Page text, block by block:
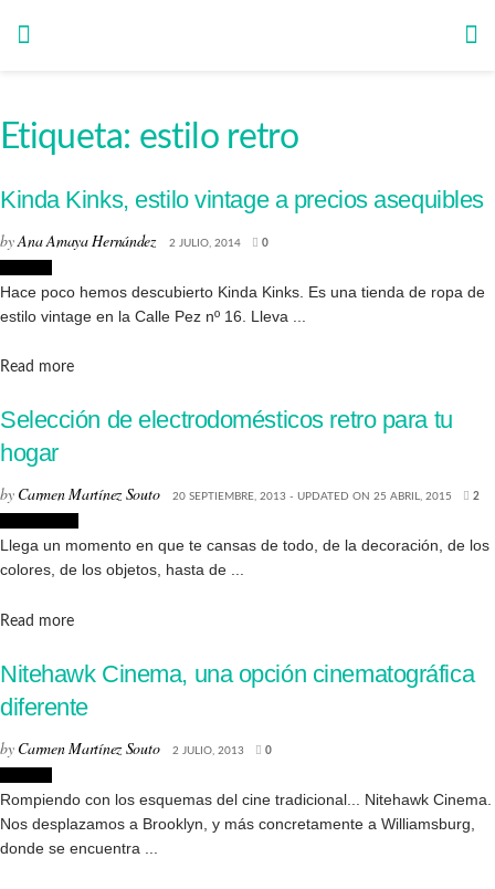
Etiqueta: estilo retro
Kinda Kinks, estilo vintage a precios asequibles
byAna Amaya Hernández 2 JULIO, 2014 0
Hace poco hemos descubierto Kinda Kinks. Es una tienda de ropa de
estilo vintage en la Calle Pez nº 16. Lleva ...
Read moreDetails
Selección de electrodomésticos retro para tu
hogar
by Carmen Martínez Souto 20 SEPTIEMBRE, 2013 - UPDATED ON 25 ABRIL, 2015 2
Llega un momento en que te cansas de todo, de la decoración, de los
colores, de los objetos, hasta de ...
Read moreDetails
Nitehawk Cinema, una opción cinematográfica
diferente
by Carmen Martínez Souto 2 JULIO, 2013 0
Rompiendo con los esquemas del cine tradicional... Nitehawk Cinema.
Nos desplazamos a Brooklyn, y más concretamente a Williamsburg,
donde se encuentra ...